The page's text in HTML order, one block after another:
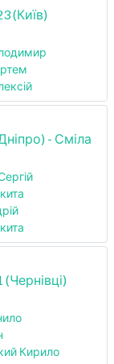
(Київ)
- Сміла
Кирило